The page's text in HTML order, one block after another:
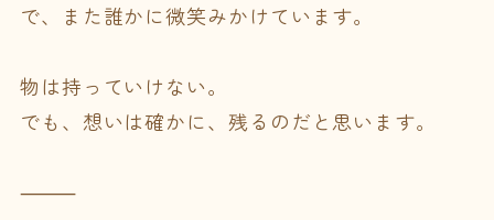
で、また誰かに微笑みかけています。
物は持っていけない。
でも、想いは確かに、残るのだと思います。
⸻